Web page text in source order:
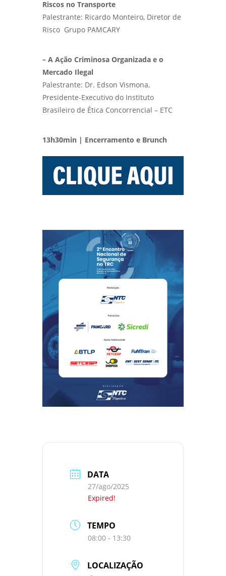
Riscos no Transporte
Palestrante: Ricardo Monteiro, Diretor de
Risco Grupo PAMCARY
– A Ação Criminosa Organizada e o
Mercado Ilegal
Palestrante: Dr. Edson Vismona,
Presidente-Executivo do Instituto
Brasileiro de Ética Concorrencial – ETC
13h30min | Encerramento e Brunch
DATA
27/ago/2025
Expired!
TEMPO
08:00 - 13:30
LOCALIZAÇÃO